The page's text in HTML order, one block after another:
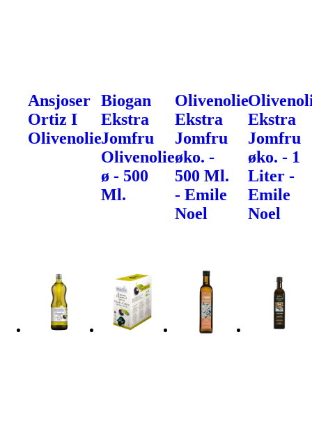
Ansjoser
Ortiz I
Olivenolie
Biogan
Ekstra
Jomfru
Olivenolie
ø - 500
Ml.
Olivenolie
Ekstra
Jomfru
øko. -
500 Ml.
- Emile
Noel
Ekstra
Jomfru
øko. - 1
Liter -
Emile
Noel